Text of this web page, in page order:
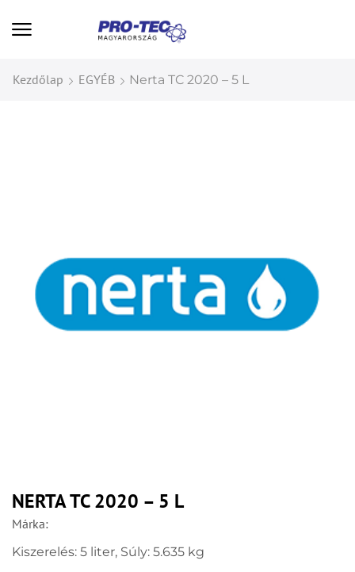
Kezdőlap EGYÉB Nerta TC 2020 – 5 L
NERTA TC 2020 – 5 L
Márka:
Kiszerelés: 5 liter, Súly: 5.635 kg